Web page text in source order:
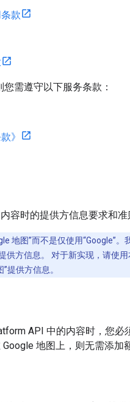
款
需遵守以下服务条款：
》
容时的提供方信息要求和准
地图”而不是仅使用“Google”
供方信息。 对于新实现，请使
提供方信息。
API 中的内容时，您
地图上，则无需添加